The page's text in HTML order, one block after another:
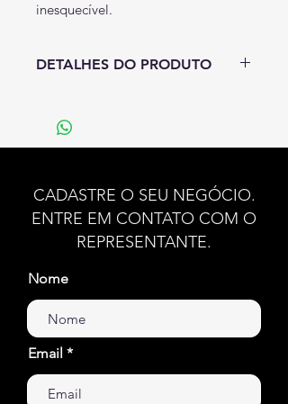
inesquecível.
DETALHES DO PRODUTO
Tangerina, Lavanda, Groselha e
Laranjeira, Jasmim e Lavanda.
Nota de Base: Baunilha, Cedro,
Âmbar Cinzento e Almíscar.
Família Olfativa: Floral Aromático
CADASTRE O SEU NEGÓCIO.
ENTRE EM CONTATO COM O
REPRESENTANTE.
Nome
Email